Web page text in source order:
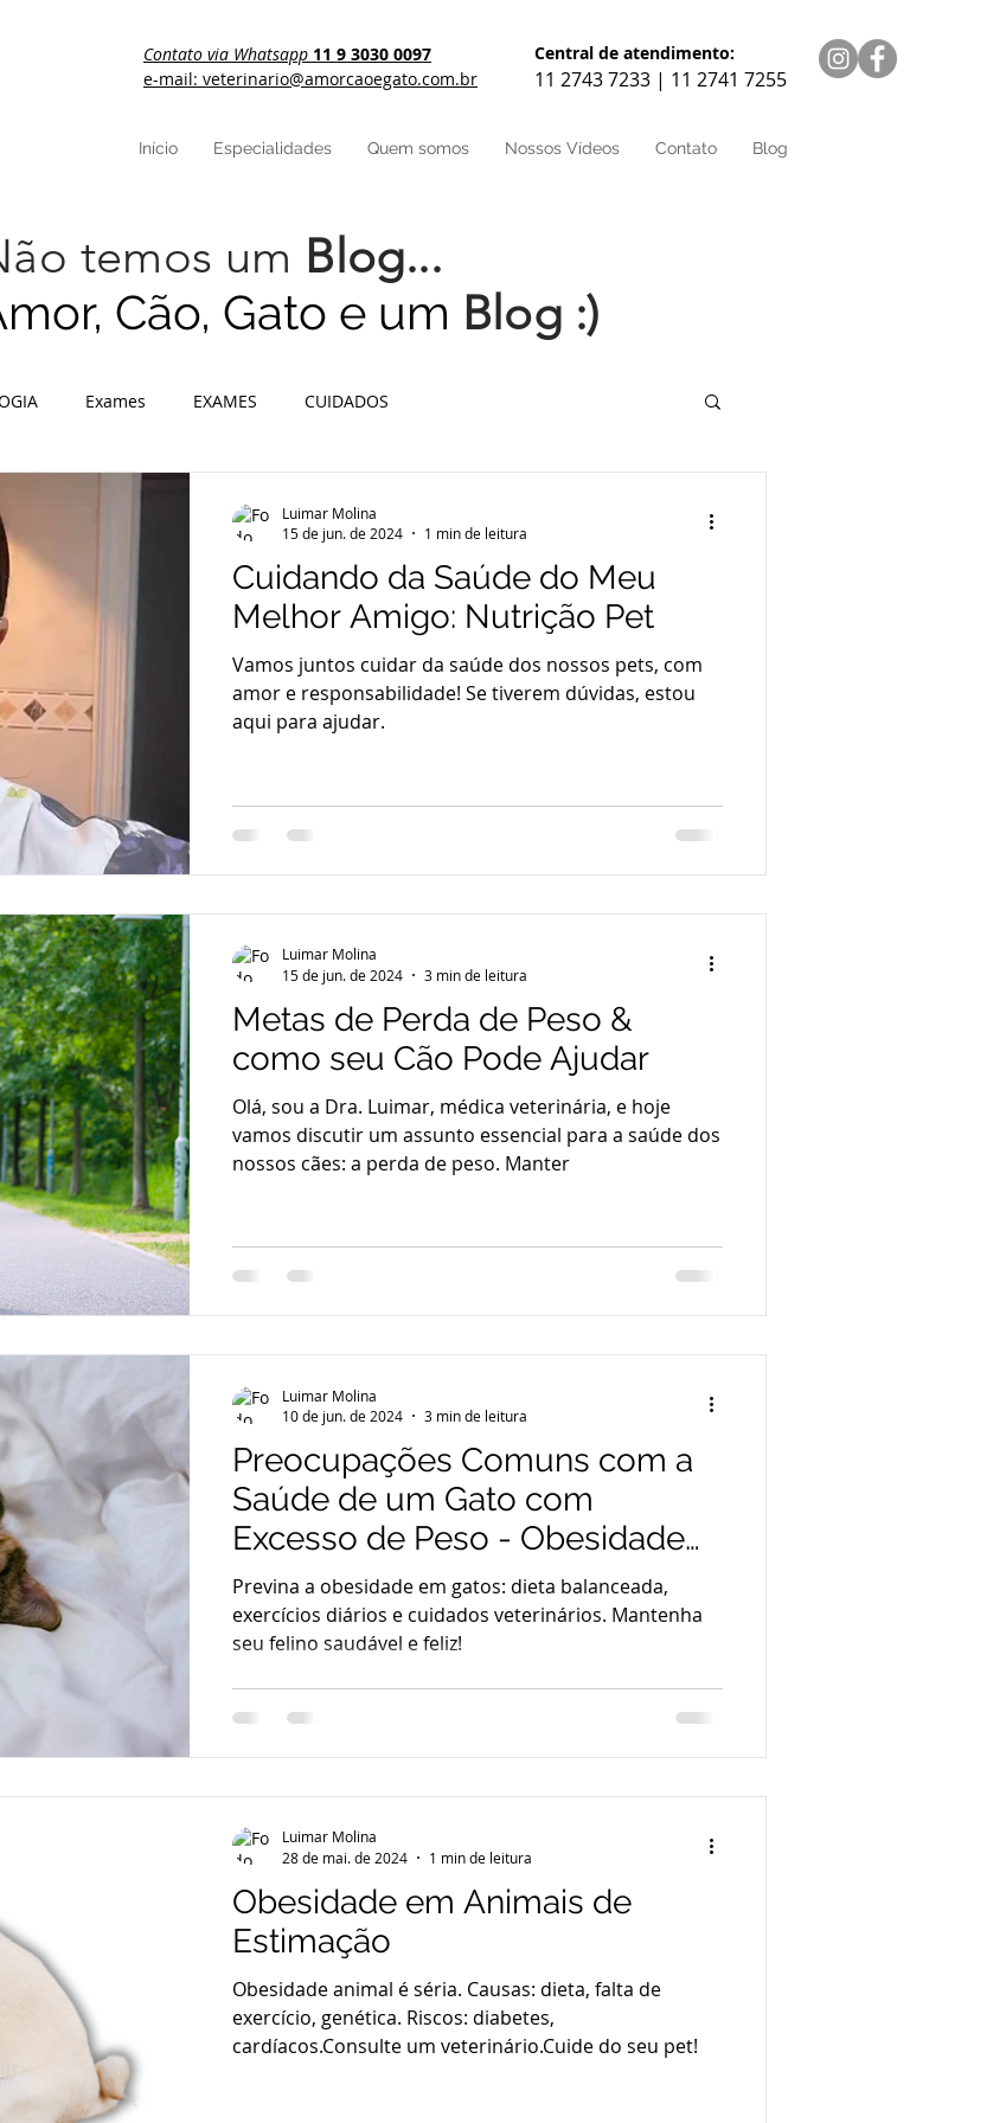
Contato via Whatsapp 11 9 3030 0097
e-mail: veterinario@amorcaoegato.com.br
Central de atendimento:
11 2743 7233 | 11 2741 7255
Início Especialidades Quem somos Nossos Vídeos Contato Blog
temos um Blog...
Cão, Gato e um Blog :)
Exames EXAMES CUIDADOS
Cuidando da Saúde do Meu
Melhor Amigo: Nutrição Pet
Vamos juntos cuidar da saúde dos nossos pets, com
amor e responsabilidade! Se tiverem dúvidas, estou
aqui para ajudar.
Luimar Molina
15 de jun. de 2024
1 min de leitura
Metas de Perda de Peso &
como seu Cão Pode Ajudar
Olá, sou a Dra. Luimar, médica veterinária, e hoje
vamos discutir um assunto essencial para a saúde dos
nossos cães: a perda de peso. Manter
Luimar Molina
15 de jun. de 2024
3 min de leitura
Preocupações Comuns com a
Saúde de um Gato com
Excesso de Peso - Obesidade
em Pets
Previna a obesidade em gatos: dieta balanceada,
exercícios diários e cuidados veterinários. Mantenha
seu felino saudável e feliz!
Luimar Molina
10 de jun. de 2024
3 min de leitura
Obesidade em Animais de
Estimação
Obesidade animal é séria. Causas: dieta, falta de
exercício, genética. Riscos: diabetes,
cardíacos.Consulte um veterinário.Cuide do seu pet!
Luimar Molina
28 de mai. de 2024
1 min de leitura